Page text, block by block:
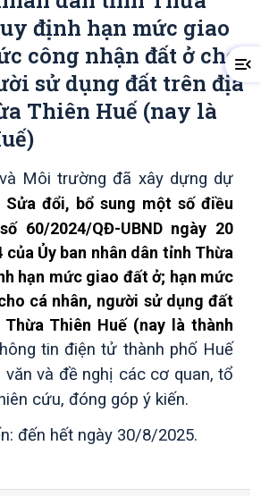
định hạn mức giao
công nhận đất ở cho
sử dụng đất trên địa
Thiên Huế (nay là
Môi trường đã xây dựng dự
Sửa đổi, bổ sung một số điều
60/2024/QĐ-UBND ngày 20
của Ủy ban nhân dân tỉnh Thừa
hạn mức giao đất ở; hạn mức
cá nhân, người sử dụng đất
Thiên Huế (nay là thành
tin điện tử thành phố Huế
và đề nghị các cơ quan, tổ
cứu, đóng góp ý kiến.
đến hết ngày 30/8/2025.